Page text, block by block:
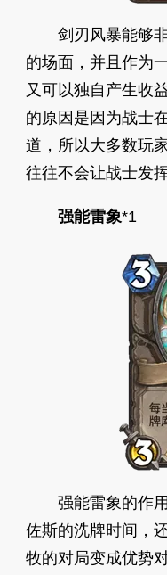
剑刃风暴能够
的场面，并且作为
又可以独自产生收
的原因是因为战士
道，所以大多数玩
往往不会让战士发
强能雷象*1
强能雷象的作
佐斯的洗牌时间，
牧的对局变成优势